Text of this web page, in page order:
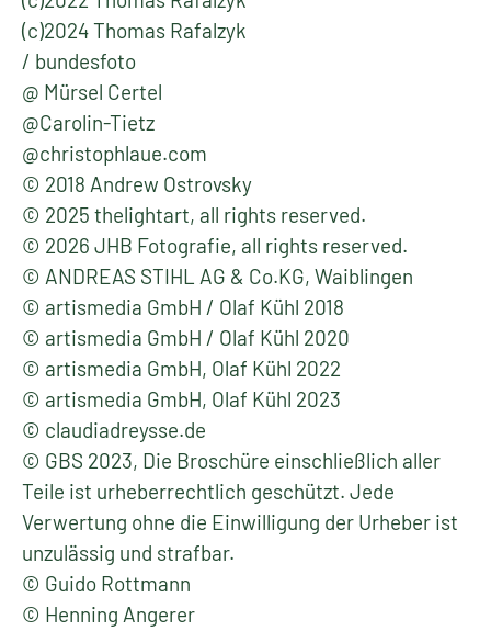
(c)2024 Thomas Rafalzyk
/ bundesfoto
@ Mürsel Certel
@Carolin-Tietz
@christophlaue.com
© 2018 Andrew Ostrovsky
© 2025 thelightart, all rights reserved.
© 2026 JHB Fotografie, all rights reserved.
© ANDREAS STIHL AG & Co.KG, Waiblingen
© artismedia GmbH / Olaf Kühl 2018
© artismedia GmbH / Olaf Kühl 2020
© artismedia GmbH, Olaf Kühl 2022
© artismedia GmbH, Olaf Kühl 2023
© claudiadreysse.de
© GBS 2023, Die Broschüre einschließlich aller
Teile ist urheberrechtlich geschützt. Jede
Verwertung ohne die ­Einwilligung der Urheber ist
unzulässig und strafbar.
© Guido Rottmann
© Henning Angerer